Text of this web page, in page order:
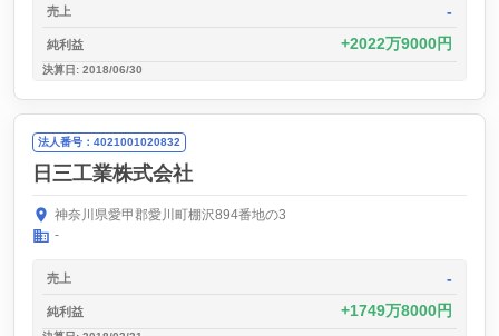
売上 -
純利益 2022万9000円
決算日: 2018/06/30
法人番号：4021001020832
日三工業株式会社
神奈川県愛甲郡愛川町棚沢894番地の3
-
売上 -
純利益 1749万8000円